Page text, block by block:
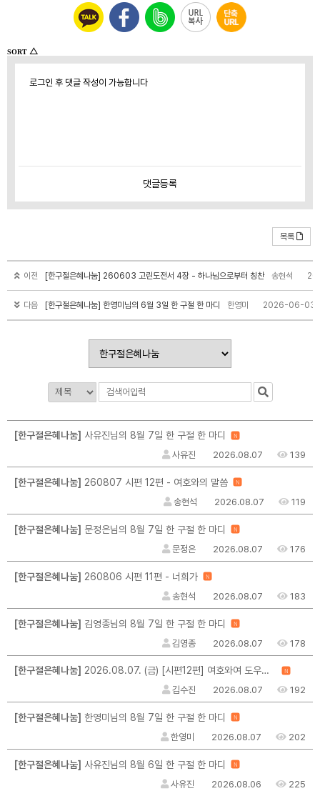
SORT △
로그인 후 댓글 작성이 가능합니다
댓글등록
목록
송현석
이전 [한구절은혜나눔] 260603 고린도전서 4장 - 하나님으로부터 칭찬
2026-06-03
한영미
다음 [한구절은혜나눔] 한영미님의 6월 3일 한 구절 한 마디
[한구절은혜나눔] 사유진님의 8월 7일 한 구절 한 마디 N
사유진 2026.08.07 139
[한구절은혜나눔] 260807 시편 12편 - 여호와의 말씀 N
송현석 2026.08.07 119
[한구절은혜나눔] 문정은님의 8월 7일 한 구절 한 마디 N
문정은 2026.08.07 176
[한구절은혜나눔] 260806 시편 11편 - 너희가 N
송현석 2026.08.07 183
[한구절은혜나눔] 김영종님의 8월 7일 한 구절 한 마디 N
김영종 2026.08.07 178
[한구절은혜나눔] 2026.08.07. (금) [시편12편] 여호와여 도우소서 / 그 말씀이 나를 일으키십니다 N
김수진 2026.08.07 192
[한구절은혜나눔] 한영미님의 8월 7일 한 구절 한 마디 N
한영미 2026.08.07 202
[한구절은혜나눔] 사유진님의 8월 6일 한 구절 한 마디 N
사유진 2026.08.06 225